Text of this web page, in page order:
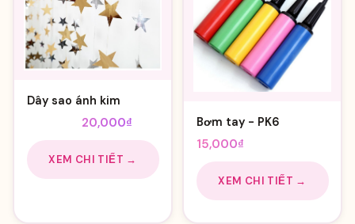
Dây sao ánh kim
Giá
gốc
là:
25,000₫.
20,000₫
hiện
tại
là:
XEM CHI TIẾT →
Bơm tay - PK6
15,000₫
XEM CHI TIẾT →